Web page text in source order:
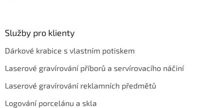
Služby pro klienty
Dárkové krabice s vlastním potiskem
Laserové gravírování příborů a servírovacího náčiní
Laserové gravírování reklamních předmětů
Logování porcelánu a skla